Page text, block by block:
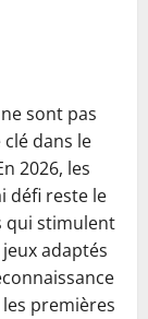
sont pas
dans le
2026, les
défi reste le
qui stimulent
adaptés
premières